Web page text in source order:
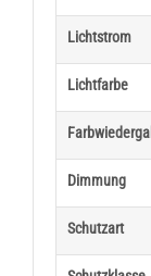
Lichtstrom
Lichtfarbe
Dimmung
Schutzart